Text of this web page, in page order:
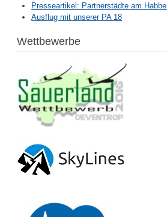
Presseartikel: Partnerstädte am Habbel
Ausflug mit unserer PA 18
Wettbewerbe